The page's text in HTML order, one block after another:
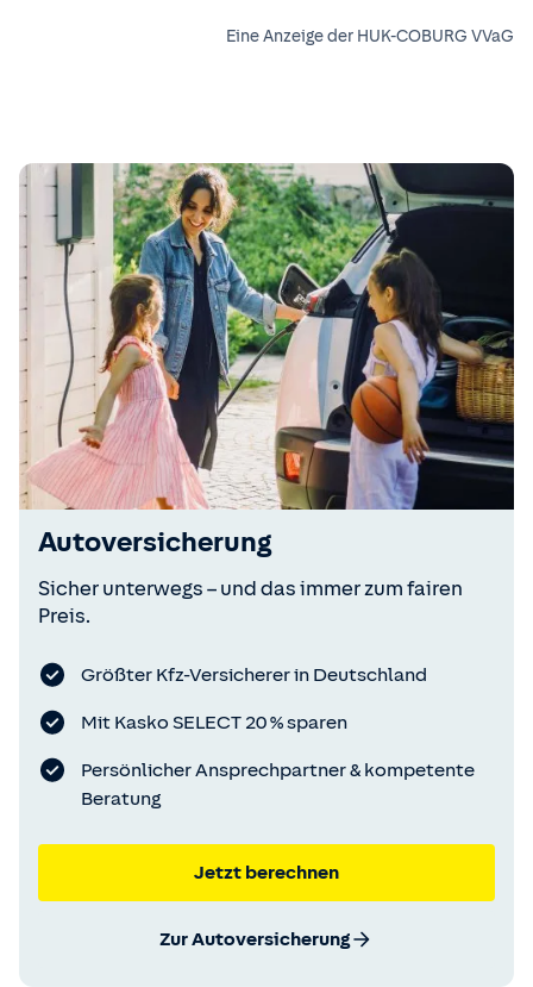
Eine Anzeige der HUK-COBURG VVaG
Autoversicherung
Sicher unterwegs – und das immer zum fairen
Preis.
Größter Kfz-Versicherer in Deutschland
Mit Kasko SELECT 20 % sparen
Persönlicher Ansprechpartner & kompetente
Beratung
Jetzt berechnen
Zur Autoversicherung